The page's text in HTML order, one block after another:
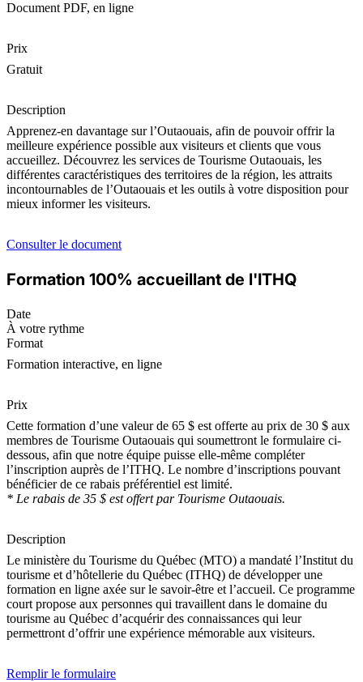
Document PDF, en ligne
Prix
Gratuit
Description
Apprenez-en davantage sur l’Outaouais, afin de pouvoir offrir la
meilleure expérience possible aux visiteurs et clients que vous
accueillez. Découvrez les services de Tourisme Outaouais, les
différentes caractéristiques des territoires de la région, les attraits
incontournables de l’Outaouais et les outils à votre disposition pour
mieux informer les visiteurs.
Consulter le document
Formation 100% accueillant de l'ITHQ
Date
À votre rythme
Format
Formation interactive, en ligne
Prix
Cette formation d’une valeur de 65 $ est offerte au prix de 30 $ aux
membres de Tourisme Outaouais qui soumettront le formulaire ci-
dessous, afin que notre équipe puisse elle-même compléter
l’inscription auprès de l’ITHQ. Le nombre d’inscriptions pouvant
bénéficier de ce rabais préférentiel est limité.
* Le rabais de 35 $ est offert par Tourisme Outaouais.
Description
Le ministère du Tourisme du Québec (MTO) a mandaté l’Institut du
tourisme et d’hôtellerie du Québec (ITHQ) de développer une
formation en ligne axée sur le savoir-être et l’accueil. Ce programme
court propose aux personnes qui travaillent dans le domaine du
tourisme au Québec d’acquérir des connaissances qui leur
permettront d’offrir une expérience mémorable aux visiteurs.
Remplir le formulaire